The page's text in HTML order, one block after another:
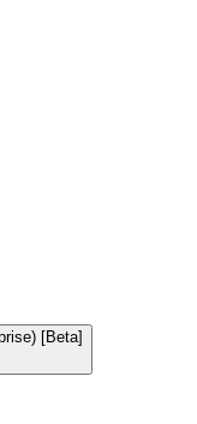
[Beta]